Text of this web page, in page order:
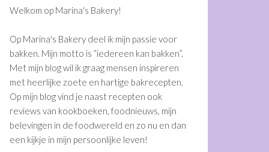
Welkom op Marina's Bakery!
Op Marina's Bakery deel ik mijn passie voor
bakken. Mijn motto is “iedereen kan bakken”.
Met mijn blog wil ik graag mensen inspireren
met heerlijke zoete en hartige bakrecepten.
Op mijn blog vind je naast recepten ook
reviews van kookboeken, foodnieuws, mijn
belevingen in de foodwereld en zo nu en dan
een kijkje in mijn persoonlijke leven!